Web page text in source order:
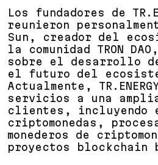
Los fundadores de
reunieron
Sun, creador del
la comunidad TRON
sobre el desarrollo
el futuro del
Actualmente,
servicios a una amplia
clientes, incluyendo
criptomonedas,
monederos de
proyectos blockchain